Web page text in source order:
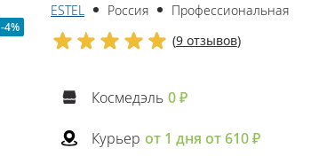
-4%
ESTEL Россия Профессиональная
(9 отзывов)
Космедэль 0 ₽
Курьер от 1 дня от 610 ₽